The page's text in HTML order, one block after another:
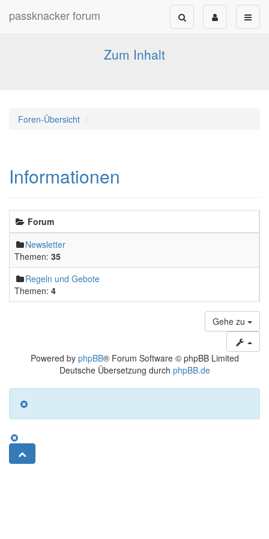
passknacker forum
Forum für alle Pässe- und Tourenfahrer
Zum Inhalt
Foren-Übersicht
Informationen
Forum
Newsletter
Themen: 35
Regeln und Gebote
Themen: 4
Gehe zu
Powered by phpBB® Forum Software © phpBB Limited
Deutsche Übersetzung durch phpBB.de